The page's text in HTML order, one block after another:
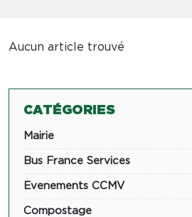
Aucun article trouvé
CATÉGORIES
Mairie
Bus France Services
Evenements CCMV
Compostage